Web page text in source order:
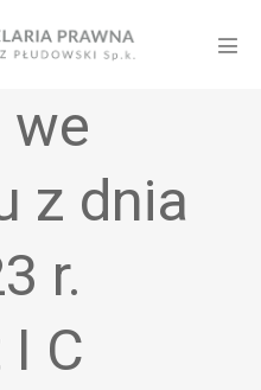
we
z dnia
r.
C